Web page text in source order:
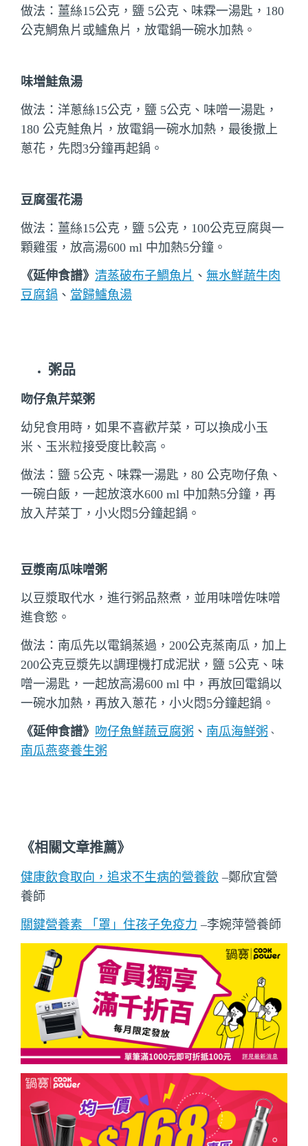
做法：薑絲15公克，鹽 5公克、味霖一湯匙，180
公克鯛魚片或鱸魚片，放電鍋一碗水加熱。
味増鮭魚湯
做法：洋蔥絲15公克，鹽 5公克、味噌一湯匙，
180 公克鮭魚片，放電鍋一碗水加熱，最後撒上
蔥花，先悶3分鐘再起鍋。
豆腐蛋花湯
做法：薑絲15公克，鹽 5公克，100公克豆腐與一
顆雞蛋，放高湯600 ml 中加熱5分鐘。
《延伸食譜》 清蒸破布子鯛魚片 、 無水鮮蔬牛肉
豆腐鍋 、 當歸鱸魚湯
粥品
吻仔魚芹菜粥
幼兒食用時，如果不喜歡芹菜，可以換成小玉
米、玉米粒接受度比較高。
做法：鹽 5公克、味霖一湯匙，80 公克吻仔魚、
一碗白飯，一起放滾水600 ml 中加熱5分鐘，再
放入芹菜丁，小火悶5分鐘起鍋。
豆漿南瓜味噌粥
以豆漿取代水，進行粥品熬煮，並用味噌佐味噌
進食慾。
做法：南瓜先以電鍋蒸過，200公克蒸南瓜，加上
200公克豆漿先以調理機打成泥狀，鹽 5公克、味
噌一湯匙，一起放高湯600 ml 中，再放回電鍋以
一碗水加熱，再放入蔥花，小火悶5分鐘起鍋。
《延伸食譜》 吻仔魚鮮蔬豆腐粥 、 南瓜海鮮粥 、
南瓜燕麥養生粥
《相關文章推薦》
健康飲食取向，追求不生病的營養飲 –鄭欣宜營
養師
關鍵營養素 「罩」住孩子免疫力 –李婉萍營養師